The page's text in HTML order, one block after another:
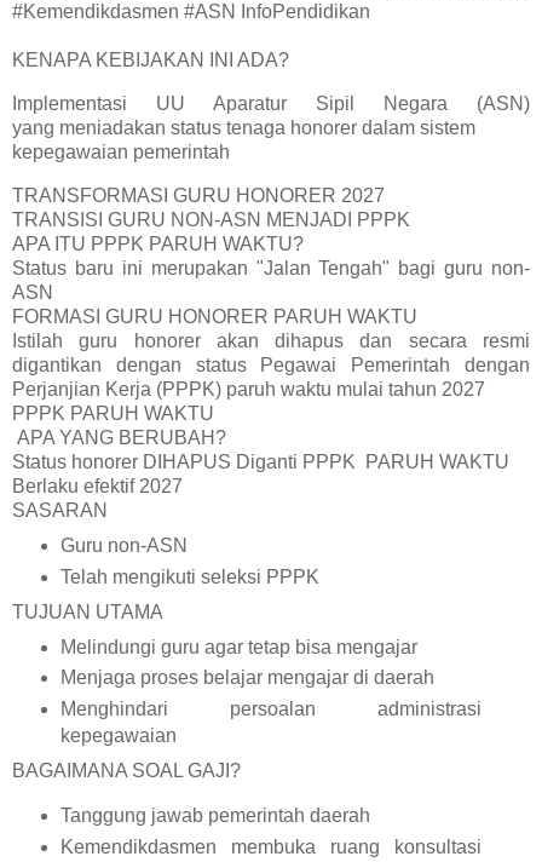
#Kemendikdasmen #ASN InfoPendidikan
KENAPA KEBIJAKAN INI ADA?
Implementasi UU Aparatur Sipil Negara (ASN)
yang meniadakan status tenaga honorer dalam sistem
kepegawaian pemerintah
TRANSFORMASI GURU HONORER 2027
TRANSISI GURU NON-ASN MENJADI PPPK
APA ITU PPPK PARUH WAKTU?
Status baru ini merupakan "Jalan Tengah" bagi guru non-
ASN
FORMASI GURU HONORER PARUH WAKTU
Istilah guru honorer akan dihapus dan secara resmi
digantikan dengan status Pegawai Pemerintah dengan
Perjanjian Kerja (PPPK) paruh waktu mulai tahun 2027
PPPK PARUH WAKTU
APA YANG BERUBAH?
Status honorer DIHAPUS Diganti PPPK PARUH WAKTU
Berlaku efektif 2027
SASARAN
Guru non-ASN
Telah mengikuti seleksi PPPK
TUJUAN UTAMA
Melindungi guru agar tetap bisa mengajar
Menjaga proses belajar mengajar di daerah
Menghindari persoalan administrasi
kepegawaian
BAGAIMANA SOAL GAJI?
Tanggung jawab pemerintah daerah
Kemendikdasmen membuka ruang konsultasi